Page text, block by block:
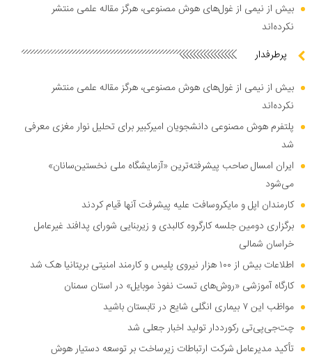
بیش از نیمی از غول‌های هوش مصنوعی، هرگز مقاله علمی منتشر
نکرده‌اند
پرطرفدار
بیش از نیمی از غول‌های هوش مصنوعی، هرگز مقاله علمی منتشر
نکرده‌اند
پلتفرم هوش مصنوعی دانشجویان امیرکبیر برای تحلیل نوار مغزی معرفی
شد
ایران امسال صاحب پیشرفته‌ترین «آزمایشگاه ملی نخستین‌سانان»
می‌شود
کارمندان اپل و مایکروسافت علیه پیشرفت آنها قیام کردند
برگزاری دومین جلسه کارگروه کالبدی و زیربنایی شورای پدافند غیرعامل
خراسان شمالی
اطلاعات بیش از ۱۰۰ هزار نیروی پلیس و کارمند امنیتی بریتانیا هک شد
کارگاه آموزشی «روش‌های تست نفوذ موبایل» در استان سمنان
مواظب این ۷ بیماری انگلی شایع در تابستان باشید
چت‌جی‌پی‌تی رکورددار تولید اخبار جعلی شد
تأکید مدیرعامل شرکت ارتباطات زیرساخت بر توسعه دستیار هوش